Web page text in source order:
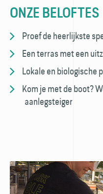
ONZE BELOFTES
Proef de heerlijkste
Een terras met een
Lokale en biologische
Kom je met de boot?
aanlegsteiger